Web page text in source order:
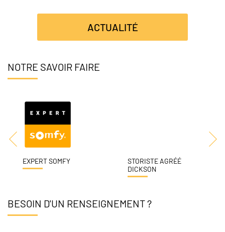
ACTUALITÉ
NOTRE SAVOIR FAIRE
EXPERT SOMFY
STORISTE AGRÉÉ
DICKSON
BESOIN D'UN RENSEIGNEMENT ?